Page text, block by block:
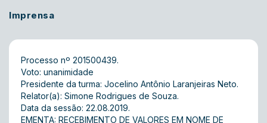
Imprensa
Processo nº 201500439.
Voto: unanimidade
Presidente da turma: Jocelino Antônio Laranjeiras Neto.
Relator(a): Simone Rodrigues de Souza.
Data da sessão: 22.08.2019.
EMENTA: RECEBIMENTO DE VALORES EM NOME DE